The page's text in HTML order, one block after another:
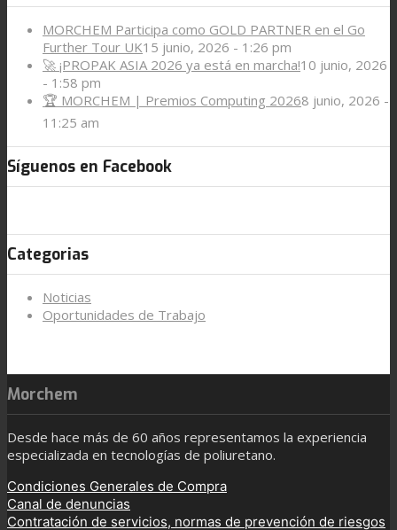
MORCHEM Participa como GOLD PARTNER en el Go
Further Tour UK15 junio, 2026 - 1:26 pm
🚀 ¡PROPAK ASIA 2026 ya está en marcha!10 junio, 2026
- 1:58 pm
🏆 MORCHEM | Premios Computing 20268 junio, 2026 -
11:25 am
Síguenos en Facebook
Categorias
Noticias
Oportunidades de Trabajo
Morchem
Desde hace más de 60 años representamos la experiencia
especializada en tecnologías de poliuretano.
Condiciones Generales de Compra
Canal de denuncias
Contratación de servicios, normas de prevención de riesgos